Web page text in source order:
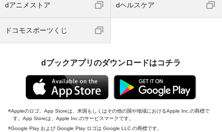
dアニメストア dヘルスケア
ドコモスポーツくじ
dブックアプリのダウンロードはコチラ
Appleのロゴ、App Storeは、米国もしくはその他の国や地域におけるApple Inc.の商標で
す。App Storeは、Apple Inc.のサービスマークです。
Google Play および Google Play ロゴは Google LLC の商標です。